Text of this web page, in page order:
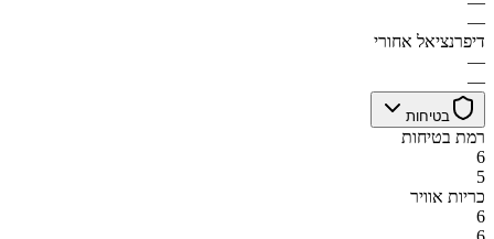
—
דיפרנציאל אחורי
—
—
בטיחות
רמת בטיחות
6
5
כריות אוויר
6